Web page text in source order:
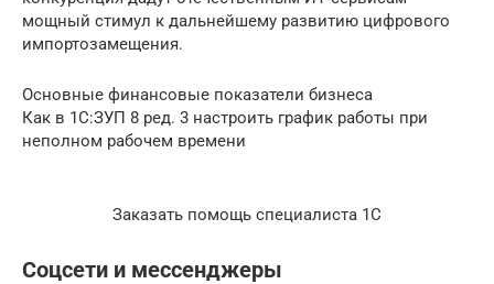
мощный стимул к дальнейшему развитию цифрового
импортозамещения.
Основные финансовые показатели бизнеса
Как в 1С:ЗУП 8 ред. 3 настроить график работы при
неполном рабочем времени
Заказать помощь специалиста 1С
Соцсети и мессенджеры